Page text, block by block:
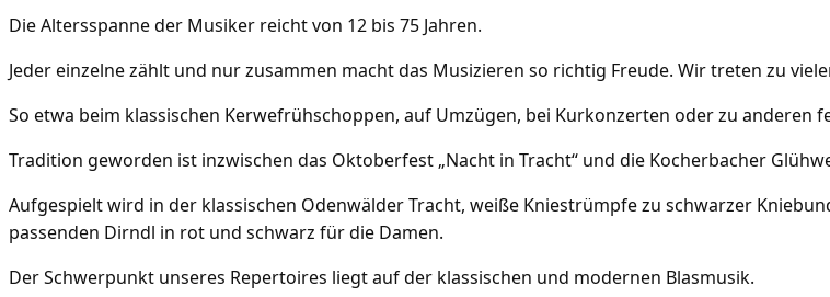
Die Altersspanne der Musiker reicht von 12 bis 75 Jahren.
Jeder einzelne zählt und nur zusammen macht das Musizieren so richtig Freude. Wir treten zu
So etwa beim klassischen Kerwefrühschoppen, auf Umzügen, bei Kurkonzerten oder zu anderen
Tradition geworden ist inzwischen das Oktoberfest „Nacht in Tracht“ und die Kocherbacher
Aufgespielt wird in der klassischen Odenwälder Tracht, weiße Kniestrümpfe zu schwarzer
passenden Dirndl in rot und schwarz für die Damen.
Der Schwerpunkt unseres Repertoires liegt auf der klassischen und modernen Blasmusik.